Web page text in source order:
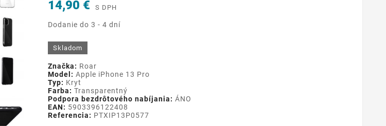
14,90 € S DPH
Dodanie do 3 - 4 dní
Skladom
Značka: Roar
Model: Apple iPhone 13 Pro
Typ: Kryt
Farba: Transparentný
Podpora bezdrôtového nabíjania: ÁNO
EAN: 5903396122408
Referencia: PTXIP13P0577